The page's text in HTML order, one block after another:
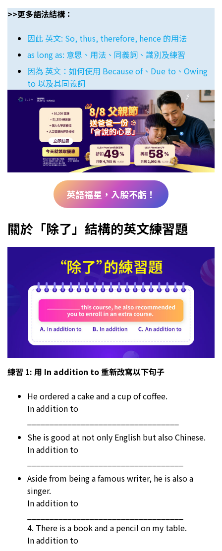
>>更多語法結構：
因此 英文: So, thus, therefore, hence 的用法
as long as: 意思、用法、同義詞、識別及練習
因為 英文：如何使用 Because of、Due to、Owing
to 以及其同義詞
英語福星，入股不虧！
關於「除了」結構的英文練習題
練習 1: 用 In addition to 重新改寫以下句子
He ordered a cake and a cup of coffee.
In addition to
She is good at not only English but also Chinese.
In addition to
Aside from being a famous writer, he is also a
singer.
In addition to
4. There is a book and a pencil on my table.
In addition to